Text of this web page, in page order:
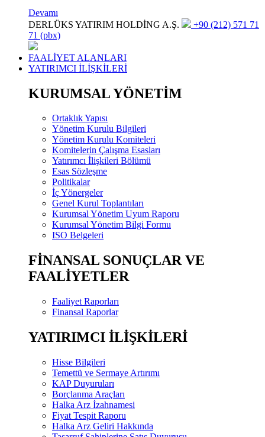
Devamı
DERLÜKS YATIRIM HOLDİNG A.Ş.
+90 (212) 571 71
71 (pbx)
FAALİYET ALANLARI
YATIRIMCI İLİŞKİLERİ
KURUMSAL YÖNETİM
Ortaklık Yapısı
Yönetim Kurulu Bilgileri
Yönetim Kurulu Komiteleri
Komitelerin Çalışma Esasları
Yatırımcı İlişkileri Bölümü
Esas Sözleşme
Politikalar
İç Yönergeler
Genel Kurul Toplantıları
Kurumsal Yönetim Uyum Raporu
Kurumsal Yönetim Bilgi Formu
ISO Belgeleri
FİNANSAL SONUÇLAR VE
FAALİYETLER
Faaliyet Raporları
Finansal Raporlar
YATIRIMCI İLİŞKİLERİ
Hisse Bilgileri
Temettü ve Sermaye Artırımı
KAP Duyuruları
Borçlanma Araçları
Halka Arz İzahnamesi
Fiyat Tespit Raporu
Halka Arz Geliri Hakkında